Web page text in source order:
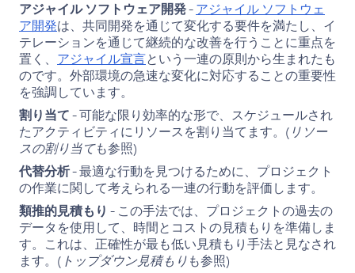
アジャイル ソフトウェア開発-アジャイル ソフトウェ
ア開発は、共同開発を通じて変化する要件を満たし、イ
テレーションを通じて継続的な改善を行うことに重点を
置く、 アジャイル宣言という一連の原則から生まれたも
のです。外部環境の急速な変化に対応することの重要性
を強調しています。
割り当て- 可能な限り効率的な形で、スケジュールされ
たアクティビティにリソースを割り当てます。( リソー
スの割り当ても参照)
代替分析- 最適な行動を見つけるために、プロジェクト
の作業に関して考えられる一連の行動を評価します。
類推的見積もり - この手法では、プロジェクトの過去の
データを使用して、時間とコストの見積もりを準備しま
す。これは、正確性が最も低い見積もり手法と見なされ
ます。( トップダウン見積もりも参照)